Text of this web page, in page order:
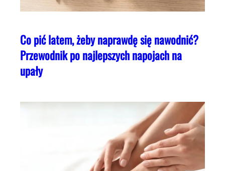
Co pić latem, żeby naprawdę się nawodnić?
Przewodnik po najlepszych napojach na
upały